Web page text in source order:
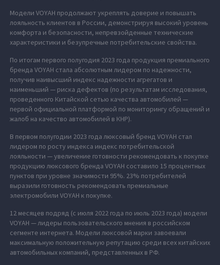
Модели VOYAH продолжают укреплять доверие и повышать
лояльность клиентов в России, демонстрируя высокий уровень
комфорта и безопасности, непревзойденные технические
характеристики и безупречные потребительские свойства.
По итогам первого полугодия 2023 года продукция премиального
бренда VOYAH стала абсолютным лидером по надежности,
получив наивысший индекс надежности агрегатов и
наименьший — риска дефектов (по результатам исследования,
проведенного Китайской сетью качества автомобилей —
первой официальной платформой по мониторингу обращений и
жалоб на качество автомобилей в КНР).
В первом полугодии 2023 года люксовый бренд VOYAH стал
лидером по росту индекса индекс потребительской
лояльности — увеличение готовности рекомендовать к покупке
продукцию люксового бренда VOYAH составило 15 процентных
пунктов при уровне значимости 95%. 23% потребителей
выразили готовность рекомендовать премиальные
электромобили VOYAH к покупке.
12 месяцев подряд (с июля 2022 года по июль 2023 года) модели
VOYAH — лидеры пользовательского мнения в российском
сегменте интернета. Модели люксовой марки завоевали
максимальную положительную репутацию среди всех китайских
автомобильных компаний, представленных в РФ.